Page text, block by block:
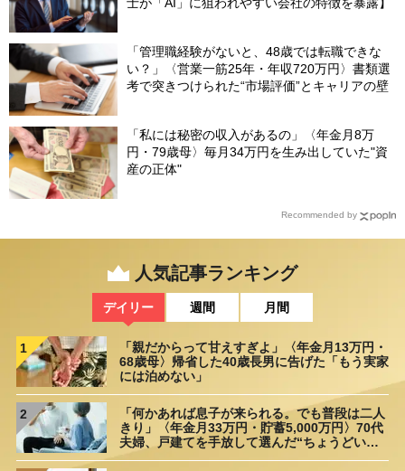
「管理職経験がないと、48歳では転職できな
い？」〈営業一筋25年・年収720万円〉書類選
考で突きつけられた“市場評価”とキャリアの壁
「私には秘密の収入があるの」〈年金月8万
円・79歳母〉毎月34万円を生み出していた"資
産の正体"
Recommended by
人気記事ランキング
デイリー 週間 月間
1
「親だからって甘えすぎよ」〈年金月13万円・
68歳母〉帰省した40歳長男に告げた「もう実家
には泊めない」
2
「何かあれば息子が来られる。でも普段は二人
きり」〈年金月33万円・貯蓄5,000万円〉70代
夫婦、戸建てを手放して選んだ“ちょうどいい